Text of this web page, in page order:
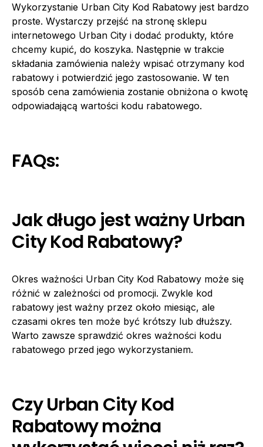
Wykorzystanie Urban City Kod Rabatowy jest bardzo
proste. Wystarczy przejść na stronę sklepu
internetowego Urban City i dodać produkty, które
chcemy kupić, do koszyka. Następnie w trakcie
składania zamówienia należy wpisać otrzymany kod
rabatowy i potwierdzić jego zastosowanie. W ten
sposób cena zamówienia zostanie obniżona o kwotę
odpowiadającą wartości kodu rabatowego.
FAQs:
Jak długo jest ważny Urban
City Kod Rabatowy?
Okres ważności Urban City Kod Rabatowy może się
różnić w zależności od promocji. Zwykle kod
rabatowy jest ważny przez około miesiąc, ale
czasami okres ten może być krótszy lub dłuższy.
Warto zawsze sprawdzić okres ważności kodu
rabatowego przed jego wykorzystaniem.
Czy Urban City Kod
Rabatowy można